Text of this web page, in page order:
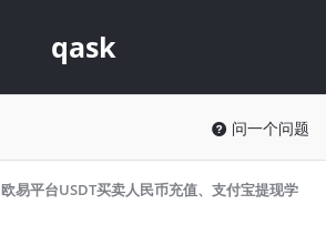
qask
问一个问题
欧易平台USDT买卖人民币充值、支付宝提现学